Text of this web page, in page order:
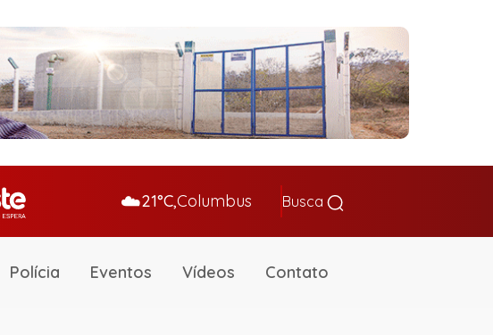
☁️21°C,Columbus Busca
Polícia Eventos Vídeos Contato